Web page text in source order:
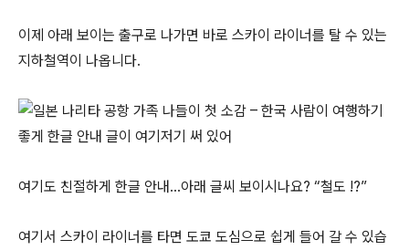
이제 아래 보이는 출구로 나가면 바로 스카이 라이너를 탈 수 있는
지하철역이 나옵니다.
여기도 친절하게 한글 안내…아래 글씨 보이시나요? “철도 !?”
여기서 스카이 라이너를 타면 도쿄 도심으로 쉽게 들어 갈 수 있습